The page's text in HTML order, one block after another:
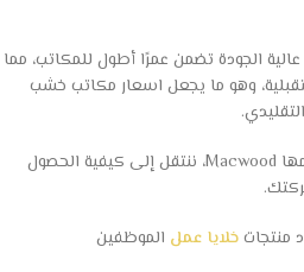
الجودة تضمن عمرًا أطول للمكاتب، مما
وهو ما يجعل اسعار مكاتب خشب
بعد التعرف على القيمة التي تقدمها Macwood، ننتقل إلى كيفية الحصول
منتجاتخلايا عمل الموظفين